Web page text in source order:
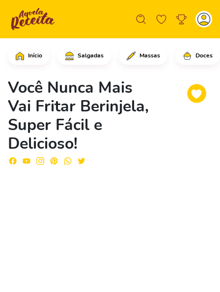
Início Salgadas Massas Doces
Você Nunca Mais
Vai Fritar Berinjela,
Super Fácil e
Delicioso!
Comece cortando as beringelas em